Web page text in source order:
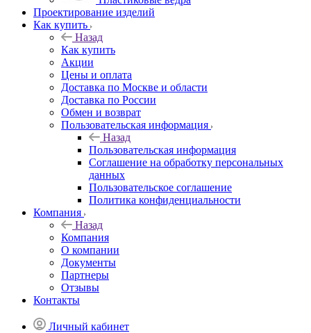
Проектирование изделий
Как купить
Назад
Как купить
Акции
Цены и оплата
Доставка по Москве и области
Доставка по России
Обмен и возврат
Пользовательская информация
Назад
Пользовательская информация
Соглашение на обработку персональных
данных
Пользовательское соглашение
Политика конфиденциальности
Компания
Назад
Компания
О компании
Документы
Партнеры
Отзывы
Контакты
Личный кабинет